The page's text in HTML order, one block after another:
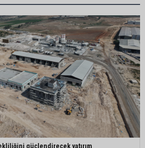
görev yapacak
Süreyya Yavuz’dan şehit ailelerine ziyaret
Murat Şahin Aktürk, YENİ Parti Tufanbeyli İlçe
Başkanı oldu
ASKİ Genel Müdürü Mansur Aladağ emekli oldu
güçlendirecek yatırım